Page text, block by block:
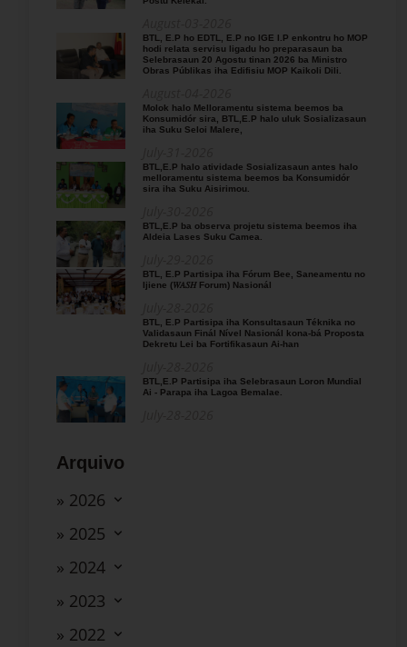
BTL, E.P ho EDTL, E.P no IGE I.P enkontru ho MOP
hodi relata servisu ligadu ho preparasaun ba
Selebrasaun 20 Agostu tinan 2026 ba Ministro
Obras Públikas iha Edifisiu MOP Kaikoli Dili.
Molok halo Melloramentu sistema beemos ba
Konsumidór sira, BTL,E.P halo uluk Sosializasaun
iha Suku Seloi Malere,
BTL,E.P halo atividade Sosializasaun antes halo
melloramentu sistema beemos ba Konsumidór
sira iha Suku Aisirimou.
BTL,E.P ba observa projetu sistema beemos iha
Aldeia Lases Suku Camea.
BTL, E.P Partisipa iha Fórum Bee, Saneamentu no
Ijiene (𝑊𝐴𝑆𝐻 Forum) Nasionál
BTL, E.P Partisipa iha Konsultasaun Téknika no
Validasaun Finál Nível Nasionál kona-bá Proposta
Dekretu Lei ba Fortifikasaun Ai-han
BTL,E.P Partisipa iha Selebrasaun Loron Mundial
Ai - Parapa iha Lagoa Bemalae.
Arquivo
» 2026
» 2025
» 2024
» 2023
» 2022